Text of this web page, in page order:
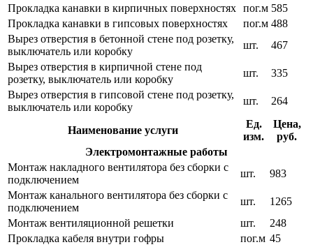
Прокладка канавки в кирпичных поверхностях пог.м 585
Прокладка канавки в гипсовых поверхностях
пог.м 488
Вырез отверстия в бетонной стене под розетку,
выключатель или коробку
шт.
467
Вырез отверстия в кирпичной стене под
розетку, выключатель или коробку
шт.
335
Вырез отверстия в гипсовой стене под розетку,
выключатель или коробку
шт. 264
Наименование услуги
Ед.
изм.
Цена,
руб.
Электромонтажные работы
Монтаж накладного вентилятора без сборки с
подключением
шт.
983
Монтаж канального вентилятора без сборки с
подключением
шт.
1265
Монтаж вентиляционной решетки
шт.
248
Прокладка кабеля внутри гофры
пог.м 45